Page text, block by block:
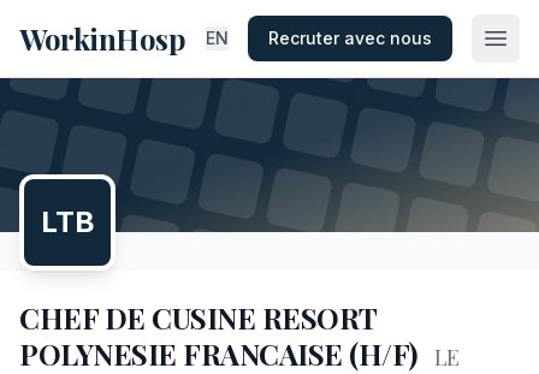
WorkinHosp EN Recruter avec nous
LTB
CHEF DE CUSINE RESORT
POLYNESIE FRANCAISE (H/F) LE